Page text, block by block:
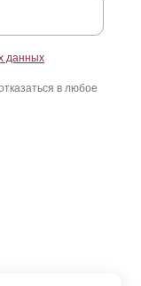
не
вместе с
какие-
в любой
данных
в любое